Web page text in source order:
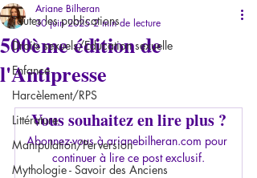
Toutes les publications
Droits sexuels/Education sexuelle
Enfance
Harcèlement/RPS
Littérature
Manipulation/Perversion
Mythologie - Savoir des Anciens
500ème édition de
l'Antipresse
Ariane Bilheran
30 juin 2025 2 min de lecture
Vous souhaitez en lire plus ?
Abonnez-vous à arianebilheran.com pour
continuer à lire ce post exclusif.